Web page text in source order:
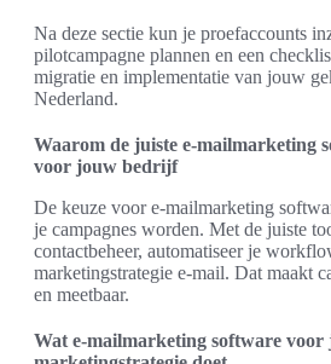
Na deze sectie kun je proefaccounts
pilotcampagne plannen en een
migratie en implementatie van jouw
Nederland.
Waarom de juiste e-mailmarketing
voor jouw bedrijf
De keuze voor e-mailmarketing
je campagnes worden. Met de juiste
contactbeheer, automatiseer je
marketingstrategie e-mail. Dat maakt
en meetbaar.
Wat e-mailmarketing software voor